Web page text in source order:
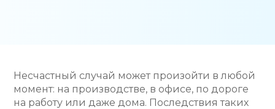
Несчастный случай может произойти в любой
момент: на производстве, в офисе, по дороге
на работу или даже дома. Последствия таких